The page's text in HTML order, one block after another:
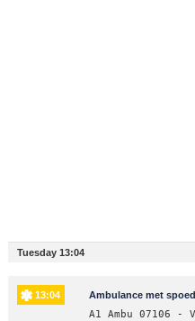
Tuesday 13:04
13:04 Ambulance met
A1 Ambu 07106 -